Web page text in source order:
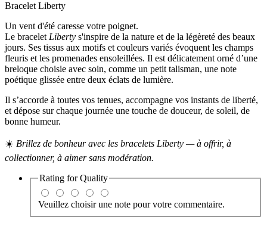
Bracelet Liberty
Un vent d'été caresse votre poignet.
Le bracelet Liberty s'inspire de la nature et de la légèreté des beaux
jours. Ses tissus aux motifs et couleurs variés évoquent les champs
fleuris et les promenades ensoleillées. Il est délicatement orné d’une
breloque choisie avec soin, comme un petit talisman, une note
poétique glissée entre deux éclats de lumière.
Il s’accorde à toutes vos tenues, accompagne vos instants de liberté,
et dépose sur chaque journée une touche de douceur, de soleil, de
bonne humeur.
☀️ Brillez de bonheur avec les bracelets Liberty — à offrir, à
collectionner, à aimer sans modération.
Rating forQuality
Veuillez choisir une note pour votre commentaire.